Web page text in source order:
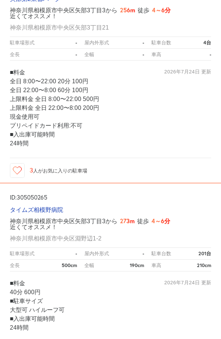
神奈川県相模原市中央区矢部3丁目3から 256m 徒歩 4～6分
近くてオススメ！
神奈川県相模原市中央区矢部3丁目21
駐車場形式 - 屋内外形式 - 駐車台数 4台
全長 - 全幅 - 車高 -
2026年7月24日 更新
■料金
全日 8:00〜22:00 20分 100円
全日 22:00〜8:00 60分 100円
上限料金 全日 8:00〜22:00 500円
上限料金 全日 22:00〜8:00 200円
現金使用可
プリペイドカード利用:不可
■入出庫可能時間
24時間
3人がお気に入りの駐車場
ID:305050265
タイムズ相模野病院
神奈川県相模原市中央区矢部3丁目3から 273m 徒歩 4～6分
近くてオススメ！
神奈川県相模原市中央区淵野辺1-2
駐車場形式 - 屋内外形式 - 駐車台数 201台
全長 500cm 全幅 190cm 車高 210cm
2026年7月24日 更新
■料金
40分 600円
■駐車サイズ
大型可 ハイルーフ可
■入出庫可能時間
24時間